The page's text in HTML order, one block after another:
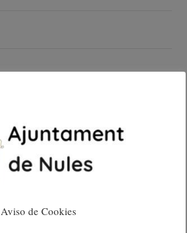
Aviso de Cookies